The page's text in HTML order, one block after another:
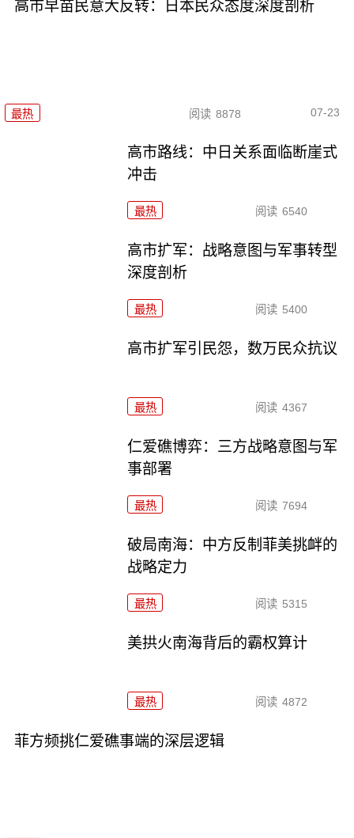
高市早苗民意大反转：日本民众态度深度剖析
最热 阅读 8878 07-23
高市路线：中日关系面临断崖式
冲击
最热 阅读 6540
高市扩军：战略意图与军事转型
深度剖析
最热 阅读 5400
高市扩军引民怨，数万民众抗议
最热 阅读 4367
仁爱礁博弈：三方战略意图与军
事部署
最热 阅读 7694
破局南海：中方反制菲美挑衅的
战略定力
最热 阅读 5315
美拱火南海背后的霸权算计
最热 阅读 4872
菲方频挑仁爱礁事端的深层逻辑